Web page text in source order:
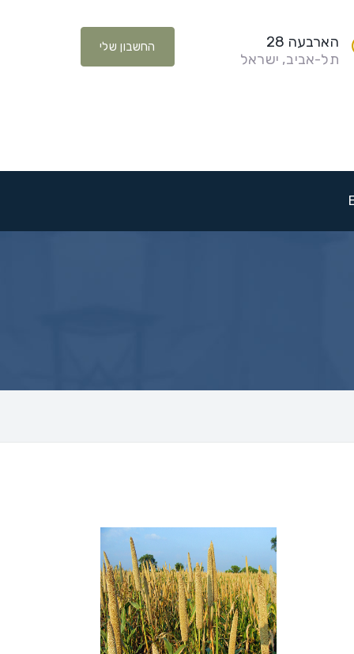
החשבון שלי
הארבעה 28
תל-אביב, ישראל